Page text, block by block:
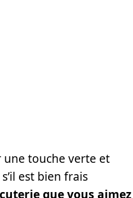
touche verte et
est bien frais
que vous aimez